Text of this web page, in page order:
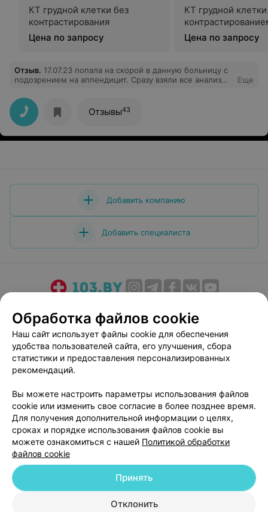
КТ грудной клетки без
контрастирования
Цена по запросу
КТ грудной
Цена по запросу
Отзыв. 17.07.23 попала на скорой в данную больницу с
подозрением на аппендицит. Сразу взяли все анализы,
Лежала в хирургии палата 5. Хочу выразить
благодарность всему персоналу от врачей до
санитарок за должный уход. Не запомнила инициалы
врача, который вел данную палату, но это
замечательный врач, который заходил в палату всегда
Еще
Отзывы43
Добавить компанию
Добавить специалиста
Медицинский маркетинг
Публичный договор
Пользовательское соглашение
Способы оплаты
Вакансии
Партнеры
Написать руководителю 103.by
Персональные настройки cookie
Обработка персональных данных
© 2026 ООО «Артокс Лаб», УНП 191700409| 220012, Республика Беларусь,
Обработка файлов cookie
Наш сайт использует файлы cookie для обеспечения
удобства пользователей сайта, его улучшения, сбора
статистики и предоставления персонализированных
рекомендаций.
Вы можете настроить параметры использования файлов
cookie или изменить свое согласие в более позднее время.
Для получения дополнительной информации о целях,
сроках и порядке использования файлов cookie вы
можете ознакомиться с нашей Политикой обработки
файлов cookie
Отклонить
Принять